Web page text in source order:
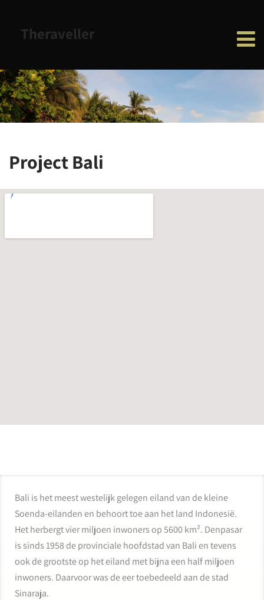
Theraveller
Project Bali
Bali is het meest westelijk gelegen eiland van de kleine
Soenda-eilanden en behoort toe aan het land Indonesië.
Het herbergt vier miljoen inwoners op 5600 km². Denpasar
is sinds 1958 de provinciale hoofdstad van Bali en tevens
ook de grootste op het eiland met bijna een half miljoen
inwoners. Daarvoor was de eer toebedeeld aan de stad
Sinaraja.